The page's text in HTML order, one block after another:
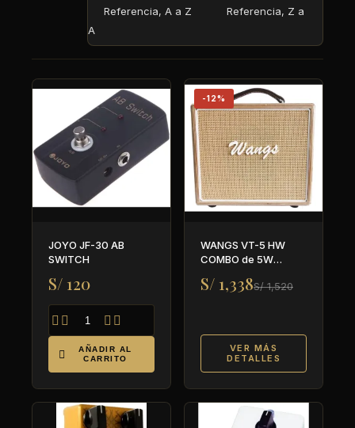
Referencia, A a Z
Referencia, Z a
A
JOYO JF-30 AB
SWITCH
S/ 120
   

AÑADIR AL
CARRITO
-12%
WANGS VT-5 HW
COMBO de 5W
S/ 1,338S/ 1,520
VER MÁS
DETALLES